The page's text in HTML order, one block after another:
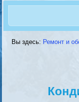
Вы здесь: Ремонт и